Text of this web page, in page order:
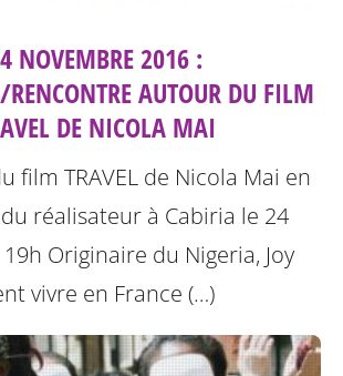
NOVEMBRE 2016 :
RENCONTRE AUTOUR DU FILM
DE NICOLA MAI
film TRAVEL de Nicola Mai en
réalisateur à Cabiria le 24
Originaire du Nigeria, Joy
vivre en France (…)